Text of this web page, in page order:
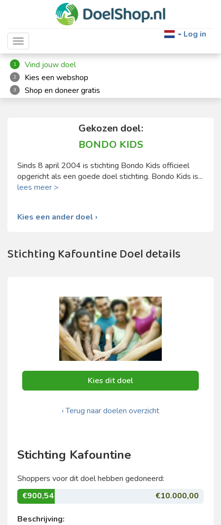
Toggle navigation
Log in
1 Vind jouw doel
2 Kies een webshop
3 Shop en doneer gratis
Gekozen doel:
BONDO KIDS
Sinds 8 april 2004 is stichting Bondo Kids officieel
opgericht als een goede doel stichting. Bondo Kids is...
lees meer >
Kies een ander doel ›
Stichting Kafountine Doel details
Kies dit doel
‹ Terug naar doelen overzicht
Stichting Kafountine
Shoppers voor dit doel hebben gedoneerd:
€900,54
€10.000,00
Beschrijving: